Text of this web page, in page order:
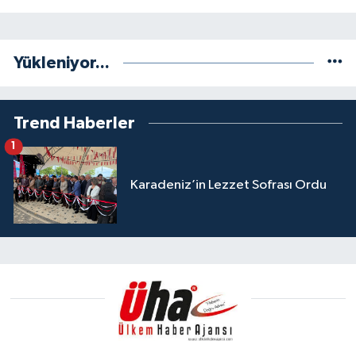
Yükleniyor...
Trend Haberler
Karadeniz’in Lezzet Sofrası Ordu
1